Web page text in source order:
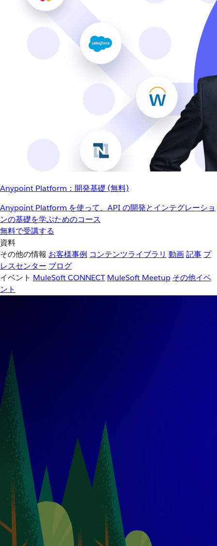
Anypoint Platform：開発基礎 (無料)
Anypoint Platform を使って、API の開発とインテグレーショ
ンの基礎を学ぶためのコース
無料で受講する
資料
その他の情報 お客様事例 コンテンツライブラリ 動画記事 プ
レスセンター ブログ
イベント MuleSoft CONNECT MuleSoft Meetup その他イベ
ント